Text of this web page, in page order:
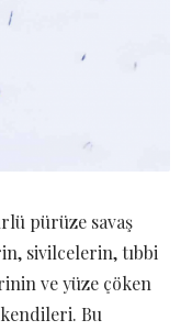
pürüze savaş
sivilcelerin, tıbbi
ve yüze çöken
Bu